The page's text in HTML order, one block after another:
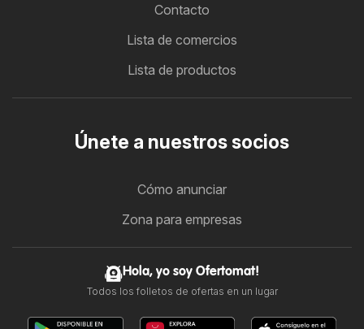
Contacto
Lista de comercios
Lista de productos
Únete a nuestros socios
Cómo anunciar
Zona para empresas
Hola, yo soy Ofertomat!
Todos los folletos de ofertas en un lugar